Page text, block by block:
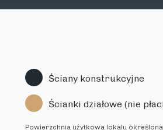
Ściany konstrukcyjne
Ścianki działowe (nie
Powierzchnia użytkowa lokalu określona